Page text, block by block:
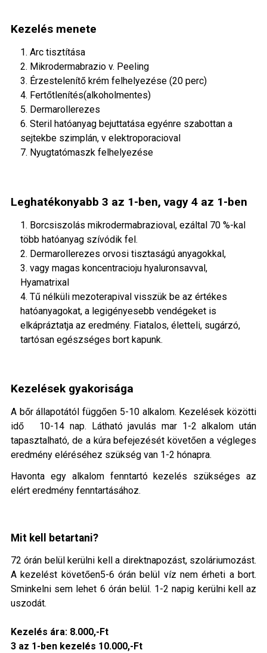
Kezelés menete
1. Arc tisztítása
2. Mikrodermabrazio v. Peeling
3. Érzestelenítő krém felhelyezése (20 perc)
4. Fertőtlenítés(alkoholmentes)
5. Dermarollerezes
6. Steril hatóanyag bejuttatása egyénre szabottan a
sejtekbe szimplán, v elektroporacioval
7. Nyugtatómaszk felhelyezése
Leghatékonyabb 3 az 1-ben, vagy 4 az 1-ben
1. Borcsiszolás mikrodermabrazioval, ezáltal 70 %-kal
több hatóanyag szívódik fel.
2. Dermarollerezes orvosi tisztaságú anyagokkal,
3. vagy magas koncentracioju hyaluronsavval,
Hyamatrixal
4. Tű nélküli mezoterapival visszük be az értékes
hatóanyagokat, a legigényesebb vendégeket is
elkápráztatja az eredmény. Fiatalos, életteli, sugárzó,
tartósan egészséges bort kapunk.
Kezelések gyakorisága
A bőr állapotától függően 5-10 alkalom. Kezelések közötti
idő 10-14 nap. Látható javulás mar 1-2 alkalom után
tapasztalható, de a kúra befejezését követően a végleges
eredmény eléréséhez szükség van 1-2 hónapra.
Havonta egy alkalom fenntartó kezelés szükséges az
elért eredmény fenntartásához.
Mit kell betartani?
72 órán belül kerülni kell a direktnapozást, szoláriumozást.
A kezelést követően5-6 órán belül víz nem érheti a bort.
Sminkelni sem lehet 6 órán belül. 1-2 napig kerülni kell az
uszodát.
Kezelés ára: 8.000,-Ft
3 az 1-ben kezelés 10.000,-Ft